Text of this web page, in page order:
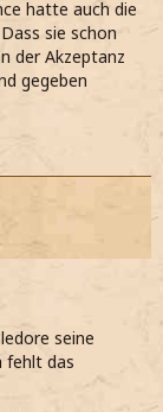
hatte auch die
sie schon
der Akzeptanz
gegeben
seine
fehlt das